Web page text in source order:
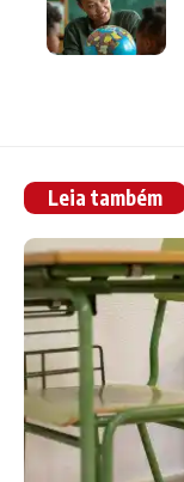
Leia também